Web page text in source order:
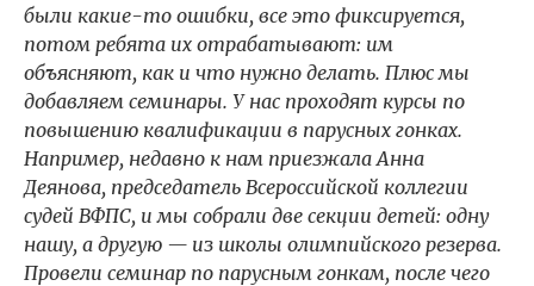
были какие-то ошибки, все это фиксируется,
потом ребята их отрабатывают: им
объясняют, как и что нужно делать. Плюс мы
добавляем семинары. У нас проходят курсы по
повышению квалификации в парусных гонках.
Например, недавно к нам приезжала Анна
Деянова, председатель Всероссийской коллегии
судей ВФПС, и мы собрали две секции детей: одну
нашу, а другую — из школы олимпийского резерва.
Провели семинар по парусным гонкам, после чего